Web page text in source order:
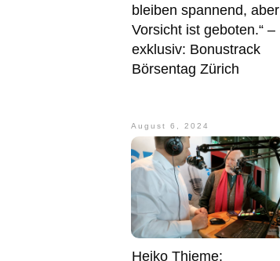
bleiben spannend, aber
Vorsicht ist geboten.“ –
exklusiv: Bonustrack
Börsentag Zürich
August 6, 2024
Heiko Thieme: